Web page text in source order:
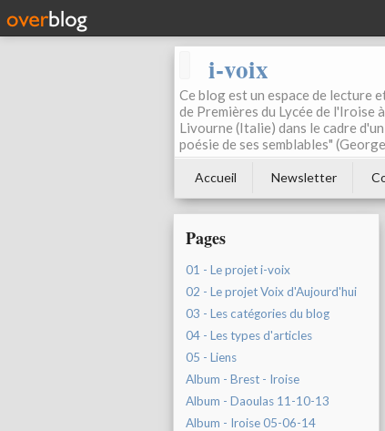
i-voix
Ce blog est un espace de lecture
de Premières du Lycée de l'Iroise
Livourne (Italie) dans le cadre
poésie de ses semblables"
Accueil Newsletter
Pages
01 - Le projet i-voix
02 - Le projet Voix d'Aujourd'hui
03 - Les catégories du blog
04 - Les types d'articles
05 - Liens
Album - Brest - Iroise
Album - Daoulas 11-10-13
Album - Iroise 05-06-14